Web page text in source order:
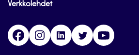
Verkkolehdet
FacebookInstagramLinkedinTwitter